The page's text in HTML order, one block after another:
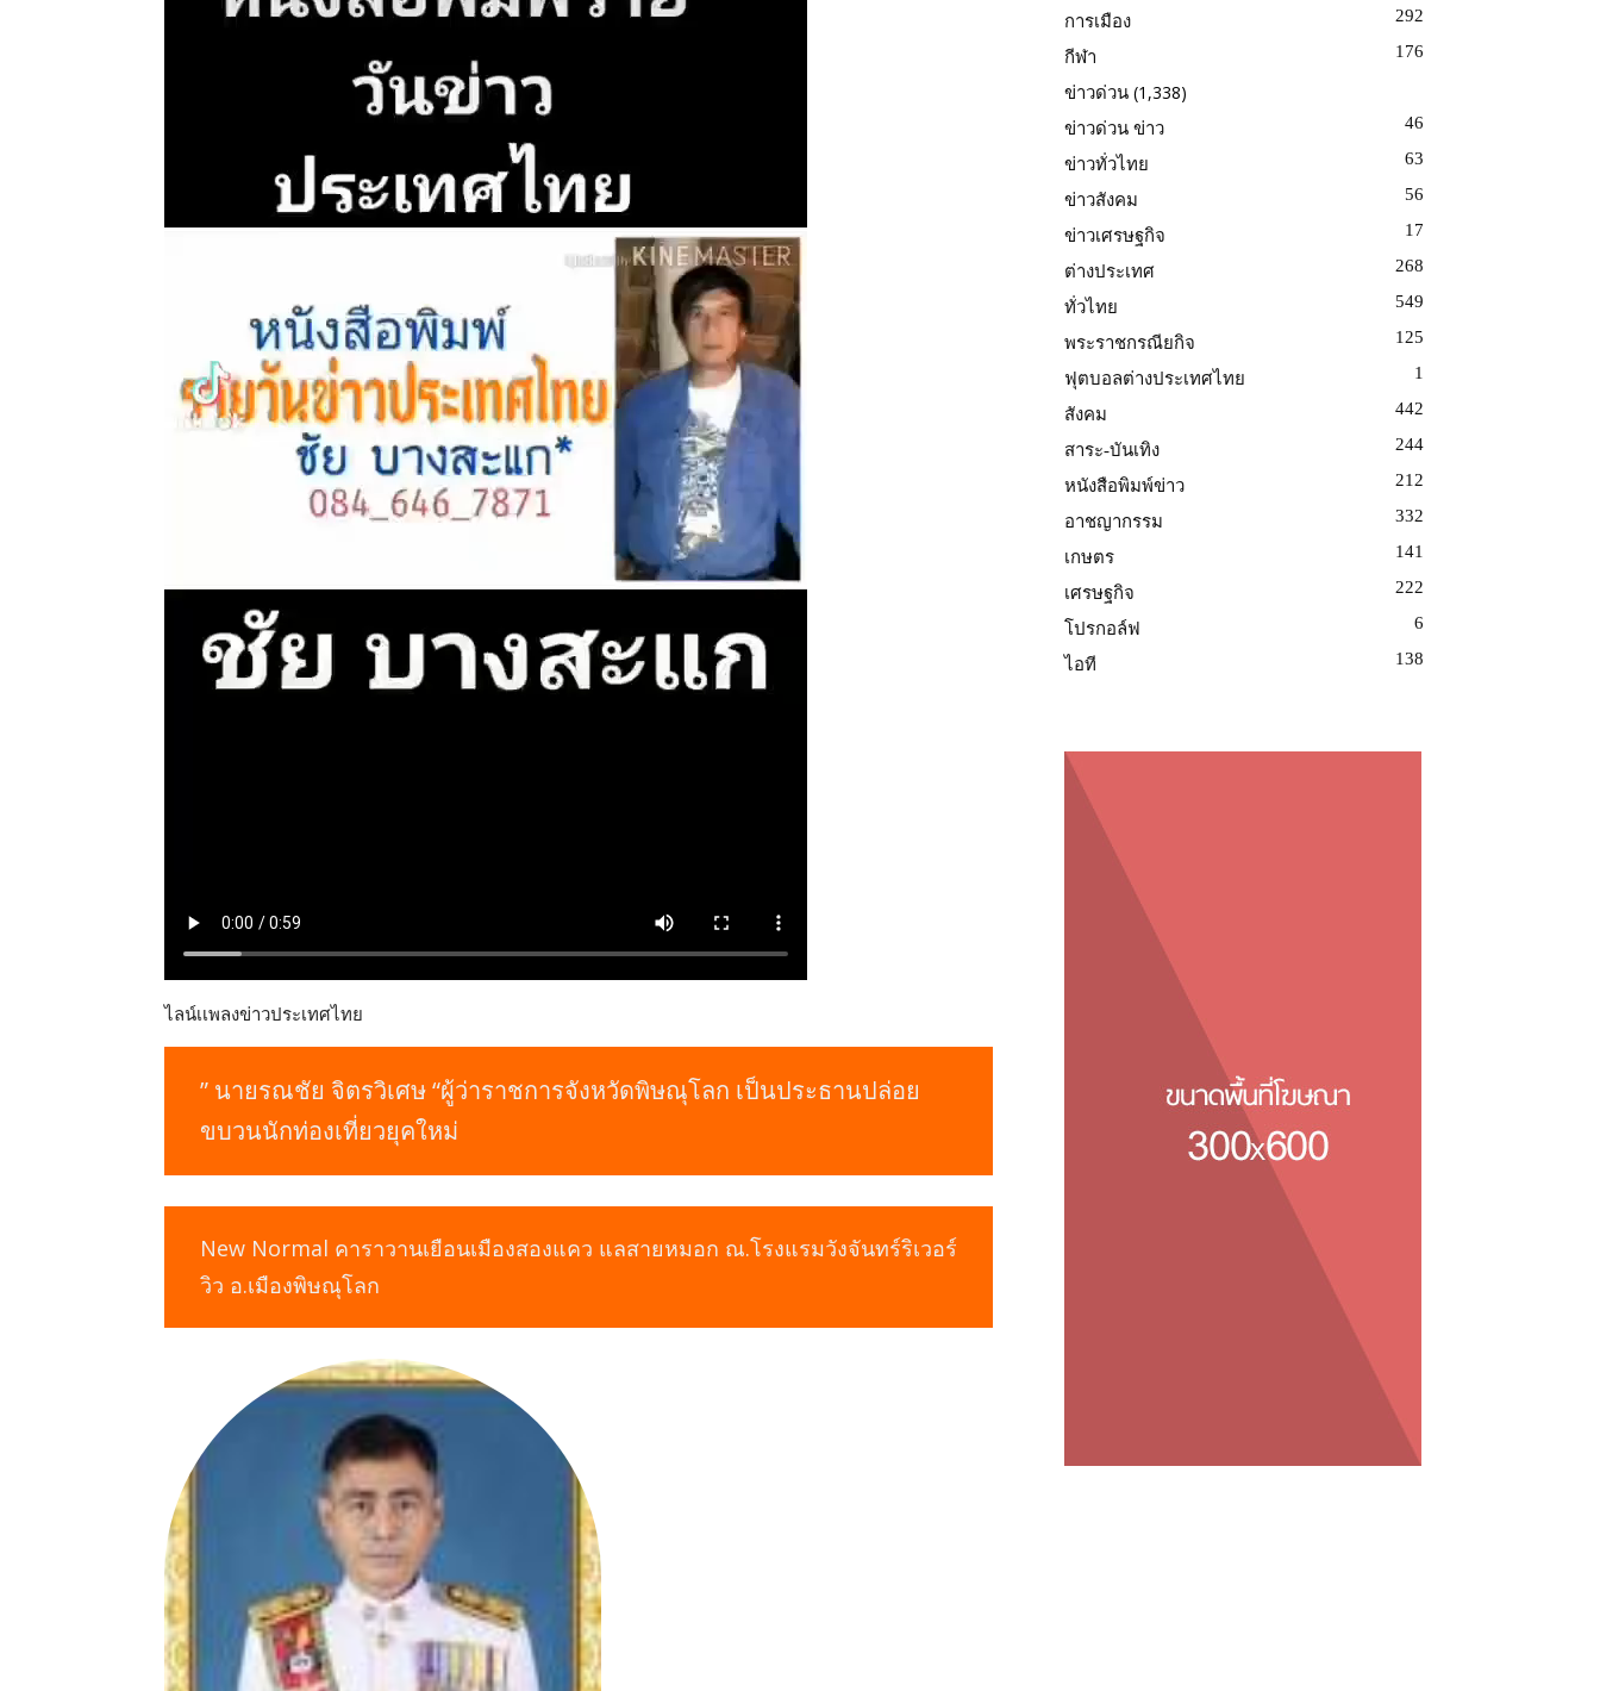
ไลน์เเพลงข่าวประเทศไทย
” นายรณชัย จิตรวิเศษ “ผู้ว่าราชการจังหวัดพิษณุโลก เป็นประธานปล่อย
ขบวนนักท่องเที่ยวยุคใหม่
New Normal คาราวานเยือนเมืองสองแคว แลสายหมอก ณ.โรงแรมวังจันทร์ริเวอร์
วิว อ.เมืองพิษณุโลก
การเมือง 292
กีฬา 176
ข่าวด่วน (1,338)
ข่าวด่วน ข่าว 46
ข่าวทั่วไทย 63
ข่าวสังคม 56
ข่าวเศรษฐกิจ 17
ต่างประเทศ 268
ทั่วไทย 549
พระราชกรณียกิจ 125
ฟุตบอลต่างประเทศไทย 1
สังคม 442
สาระ-บันเทิง 244
หนังสือพิมพ์ข่าว 212
อาชญากรรม 332
เกษตร 141
เศรษฐกิจ 222
โปรกอล์ฟ 6
ไอที 138